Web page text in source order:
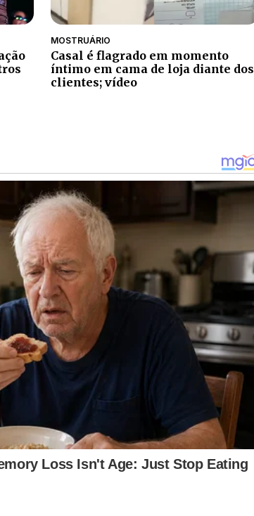
MOSTRUÁRIO
Casal é flagrado em momento
íntimo em cama de loja diante dos
clientes; vídeo